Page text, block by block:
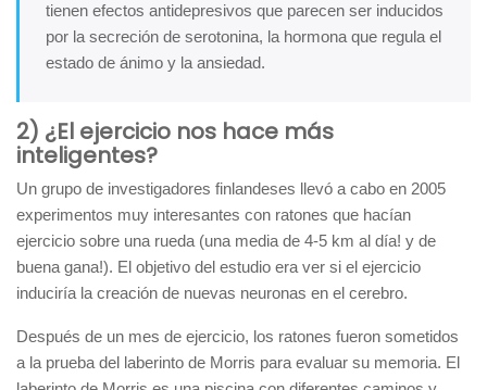
tienen efectos antidepresivos que parecen ser inducidos
por la secreción de serotonina, la hormona que regula el
estado de ánimo y la ansiedad.
2) ¿El ejercicio nos hace más
inteligentes?
Un grupo de investigadores finlandeses llevó a cabo en 2005
experimentos muy interesantes con ratones que hacían
ejercicio sobre una rueda (una media de 4-5 km al día! y de
buena gana!). El objetivo del estudio era ver si el ejercicio
induciría la creación de nuevas neuronas en el cerebro.
Después de un mes de ejercicio, los ratones fueron sometidos
a la prueba del laberinto de Morris para evaluar su memoria. El